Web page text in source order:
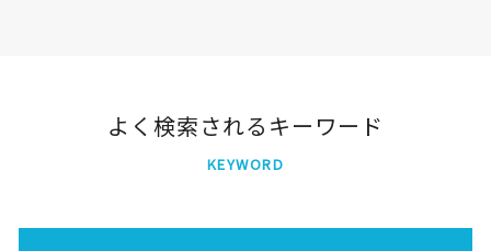
よく検索されるキーワード
KEYWORD